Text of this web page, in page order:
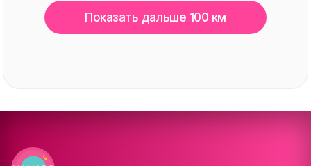
Показать дальше 100 км